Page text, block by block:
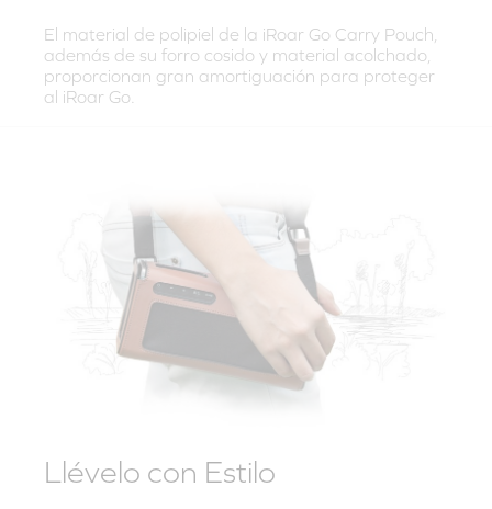
El material de polipiel de la iRoar Go Carry Pouch,
además de su forro cosido y material acolchado,
proporcionan gran amortiguación para proteger
al iRoar Go.
Llévelo con Estilo